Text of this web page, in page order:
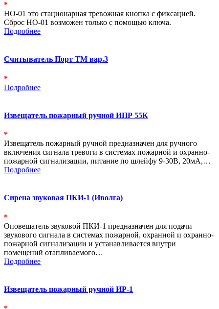
*
HO-01 это стационарная тревожная кнопка с фиксацией.
Сброс HO-01 возможен только с помощью ключа.
Подробнее
Считыватель Порт ТМ вар.3
*
Подробнее
Извещатель пожарный ручной ИПР 55К
*
Извещатель пожарный ручной предназначен для ручного
включения сигнала тревоги в системах пожарной и охранно-
пожарной сигнализации, питание по шлейфу 9-30В, 20мА,…
Подробнее
Сирена звуковая ПКИ-1 (Иволга)
*
Оповещатель звуковой ПКИ-1 предназначен для подачи
звукового сигнала в системах пожарной, охранной и охранно-
пожарной сигнализации и устанавливается внутри
помещений отапливаемого…
Подробнее
Извещатель пожарный ручной ИР-1